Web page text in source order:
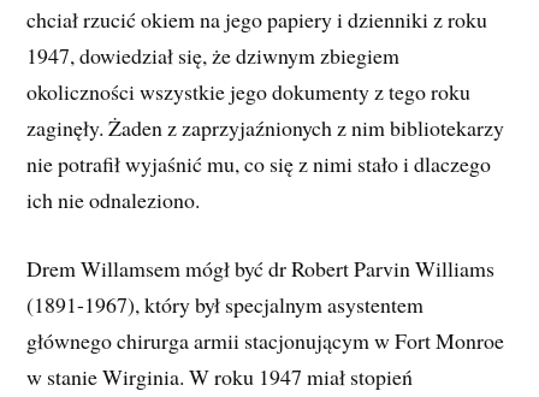
chciał rzucić okiem na jego papiery i dzienniki z roku
1947, dowiedział się, że dziwnym zbiegiem
okoliczności wszystkie jego dokumenty z tego roku
zaginęły. Żaden z zaprzyjaźnionych z nim bibliotekarzy
nie potrafił wyjaśnić mu, co się z nimi stało i dlaczego
ich nie odnaleziono.
Drem Willamsem mógł być dr Robert Parvin Williams
(1891-1967), który był specjalnym asystentem
głównego chirurga armii stacjonującym w Fort Monroe
w stanie Wirginia. W roku 1947 miał stopień